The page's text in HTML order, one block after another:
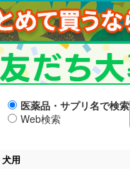
医薬品・サプリ名で検索
Web検索
用